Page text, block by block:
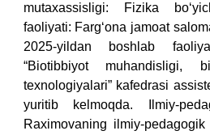
mutaxassisligi: Fizika
faoliyati: Farg‘ona jamoat
2025-yildan boshlab
“Biotibbiyot muhandisligi,
texnologiyalari” kafedrasi
yuritib kelmoqda. Ilmiy-
Raximovaning ilmiy-